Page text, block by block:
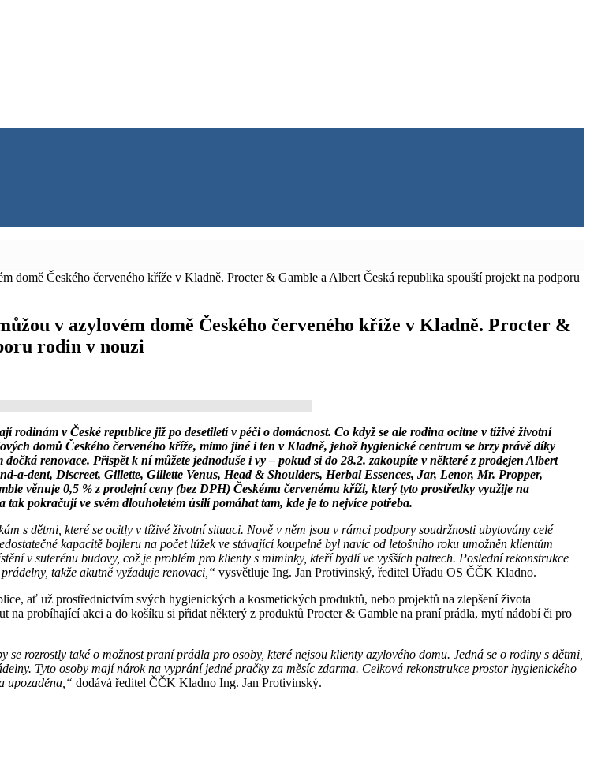
domě Českého červeného kříže v Kladně. Procter & Gamble a Albert Česká republika spouští projekt na podporu
v azylovém domě Českého červeného kříže v Kladně. Procter &
rodin v nouzi
v České republice již po desetiletí v péči o domácnost. Co když se ale rodina ocitne v tíživé životní
domů Českého červeného kříže, mimo jiné i ten v Kladně, jehož hygienické centrum se brzy právě díky
renovace. Přispět k ní můžete jednoduše i vy – pokud si do 28.2. zakoupíte v některé z prodejen Albert
a-dent, Discreet, Gillette, Gillette Venus, Head & Shoulders, Herbal Essences, Jar, Lenor, Mr. Propper,
věnuje 0,5 % z prodejní ceny (bez DPH) Českému červenému kříži, který tyto prostředky využije na
pokračují ve svém dlouholetém úsilí pomáhat tam, kde je to nejvíce potřeba.
s dětmi, které se ocitly v tíživé životní situaci. Nově v něm jsou v rámci podpory soudržnosti ubytovány celé
kapacitě bojleru na počet lůžek ve stávající koupelně byl navíc od letošního roku umožněn klientům
v suterénu budovy, což je problém pro klienty s miminky, kteří bydlí ve vyšších patrech. Poslední rekonstrukce
takže akutně vyžaduje renovaci,“ vysvětluje Ing. Jan Protivinský, ředitel Úřadu OS ČČK Kladno.
ať už prostřednictvím svých hygienických a kosmetických produktů, nebo projektů na zlepšení života
probíhající akci a do košíku si přidat některý z produktů Procter & Gamble na praní prádla, mytí nádobí či pro
rozrostly také o možnost praní prádla pro osoby, které nejsou klienty azylového domu. Jedná se o rodiny s dětmi,
Tyto osoby mají nárok na vyprání jedné pračky za měsíc zdarma. Celková rekonstrukce prostor hygienického
upozaděna,“ dodává ředitel ČČK Kladno Ing. Jan Protivinský.